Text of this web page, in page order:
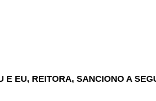
EU, REITORA, SANCIONO A